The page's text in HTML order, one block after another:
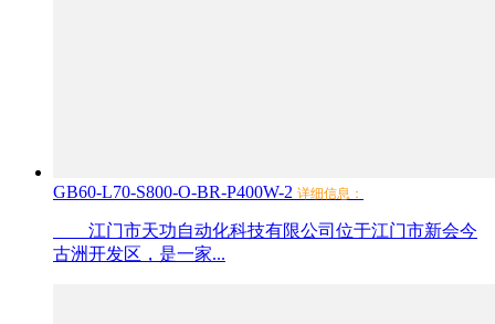
GB60-L70-S800-O-BR-P400W-2 详细信息：
江门市天功自动化科技有限公司位于江门市新会今
古洲开发区，是一家...